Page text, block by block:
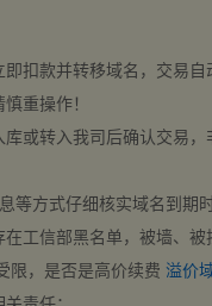
扣款并转移域名，交易
重操作！
或转入我司后确认交易
等方式仔细核实域名到期
工信部黑名单，被墙、
限，是否是高价续费 溢价